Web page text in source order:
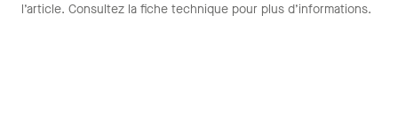
l’article. Consultez la fiche technique pour plus d’informations.